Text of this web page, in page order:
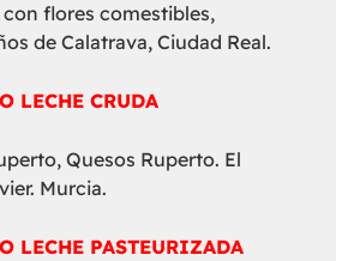
con flores comestibles,
de Calatrava, Ciudad Real.
LECHE CRUDA
Quesos Ruperto. El
Murcia.
LECHE PASTEURIZADA